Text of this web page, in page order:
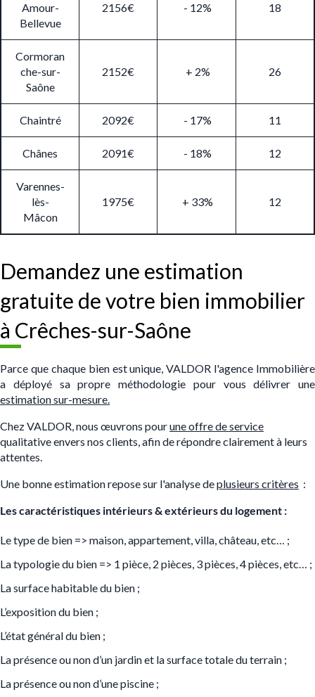
Amour-
Bellevue
2156€ - 12% 18
Cormoran
che-sur-
Saône
2152€ + 2% 26
Chaintré 2092€ - 17% 11
Chânes 2091€ - 18% 12
Varennes-
lès-
Mâcon
1975€ + 33% 12
Demandez une estimation
gratuite de votre bien immobilier
à Crêches-sur-Saône
Parce que chaque bien est unique, VALDOR l'agence Immobilière
a déployé sa propre méthodologie pour vous délivrer une
estimation sur-mesure.
Chez VALDOR, nous œuvrons pourune offre de service
qualitative envers nos clients, afin de répondre clairement à leurs
attentes.
Une bonne estimation repose sur l'analyse deplusieurs critères :
Les caractéristiques intérieurs & extérieurs du logement :
Le type de bien => maison, appartement, villa, château, etc… ;
La typologie du bien => 1 pièce, 2 pièces, 3 pièces, 4 pièces, etc… ;
La surface habitable du bien ;
L’exposition du bien ;
L’état général du bien ;
La présence ou non d’un jardin et la surface totale du terrain ;
La présence ou non d’une piscine ;